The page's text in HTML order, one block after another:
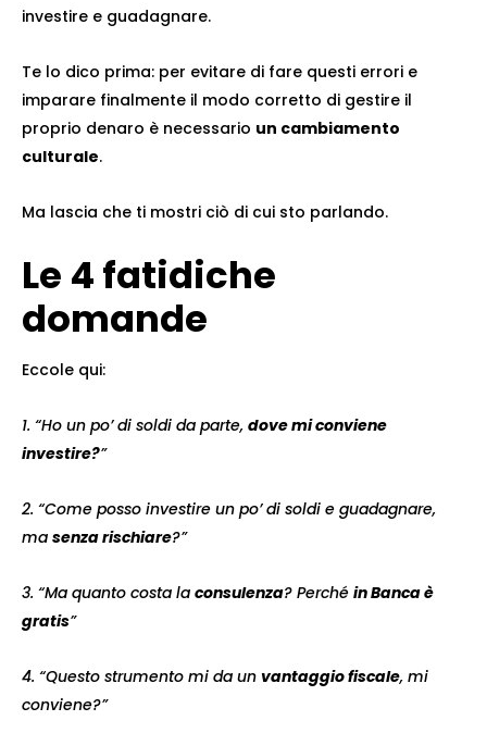
investire e guadagnare.
Te lo dico prima: per evitare di fare questi errori e
imparare finalmente il modo corretto di gestire il
proprio denaro è necessario un cambiamento
culturale.
Ma lascia che ti mostri ciò di cui sto parlando.
Le 4 fatidiche
domande
Eccole qui:
1. “Ho un po’ di soldi da parte, dove mi conviene
investire?”
2. “Come posso investire un po’ di soldi e guadagnare,
ma senza rischiare?”
3. “Ma quanto costa la consulenza? Perché in Banca è
gratis”
4. “Questo strumento mi da un vantaggio fiscale, mi
conviene?”